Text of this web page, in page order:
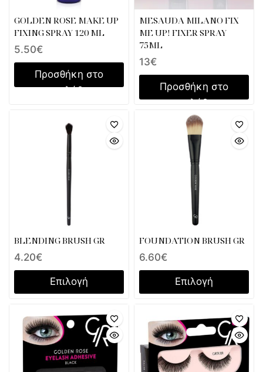
GOLDEN ROSE MAKE UP
FIXING SPRAY 120 ML
5.50€
Προσθήκη στο
καλάθι
MESAUDA MILANO FIX
ME UP! FIXER SPRAY
75ML
13€
Προσθήκη στο
καλάθι
BLENDING BRUSH GR
4.20€
Επιλογή
FOUNDATION BRUSH GR
6.60€
Επιλογή